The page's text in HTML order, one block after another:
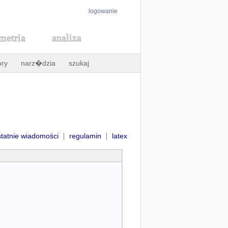
logowanie
analiza
narz�dzia szukaj
wiadomości | regulamin | latex